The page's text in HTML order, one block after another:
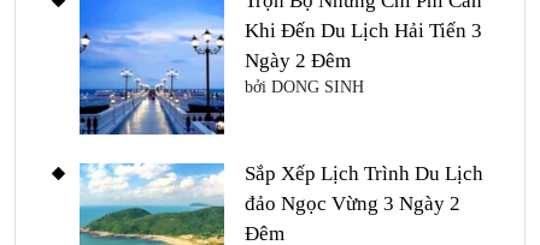
Khi Đến Du Lịch Hải Tiến 3
Ngày 2 Đêm
bởi DONG SINH
Sắp Xếp Lịch Trình Du Lịch
đảo Ngọc Vừng 3 Ngày 2
Đêm